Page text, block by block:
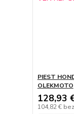
PIEST
OLEKMOTO
128,93
104,82 €